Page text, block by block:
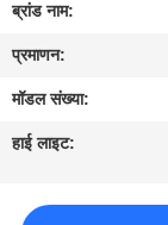
गुणवत्ता
नियंत्रण
संपर्क
ब्रांड नाम:
प्रमाणन:
मॉडल संख्या:
हाई लाइट: